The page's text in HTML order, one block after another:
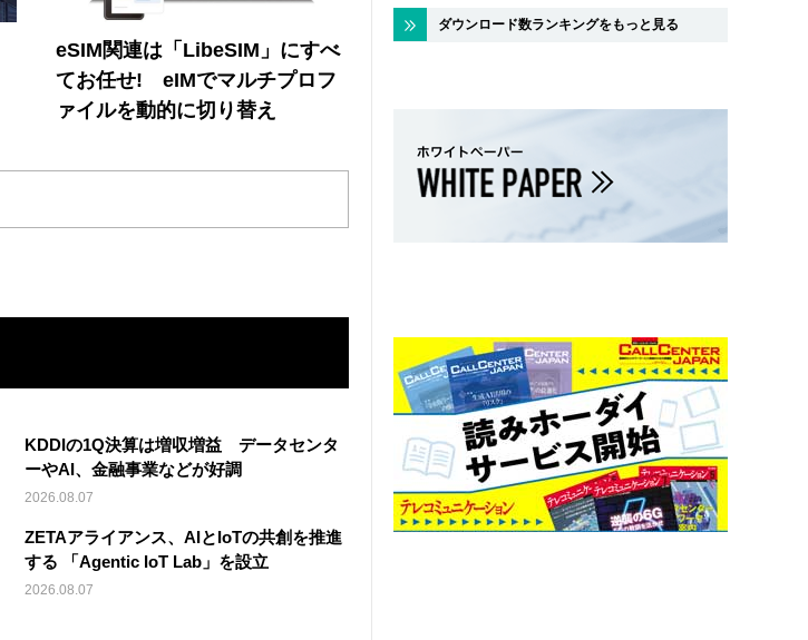
eSIM関連は「LibeSIM」にすべ
てお任せ! eIMでマルチプロフ
ァイルを動的に切り替え
KDDIの1Q決算は増収増益 データセンタ
ーやAI、金融事業などが好調
2026.08.07
ZETAアライアンス、AIとIoTの共創を推進
する 「Agentic IoT Lab」を設立
2026.08.07
ダウンロード数ランキングをもっと見る